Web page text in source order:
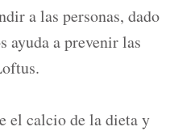
a las personas, dado
ayuda a prevenir las
el calcio de la dieta y